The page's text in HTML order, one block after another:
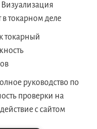
Визуализация
в токарном деле
токарный
руководство по
проверки на
с сайтом